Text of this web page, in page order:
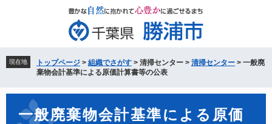
先
頭
す。
を
飛
し
現在地 トップページ > 組織でさがす > 清掃センター > 清掃センター > 一般廃
棄物会計基準による原価計算書等の公表
一般廃棄物会計基準による原価